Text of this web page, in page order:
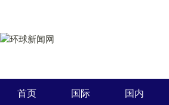
首页 国际 国内